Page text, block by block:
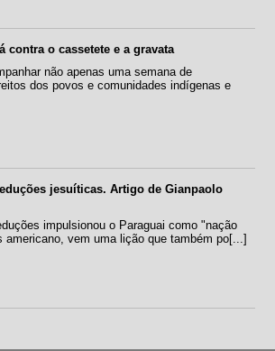
contra o cassetete e a gravata
não apenas uma semana de
dos povos e comunidades indígenas e
jesuíticas. Artigo de Gianpaolo
impulsionou o Paraguai como "nação
americano, vem uma lição que também po[...]